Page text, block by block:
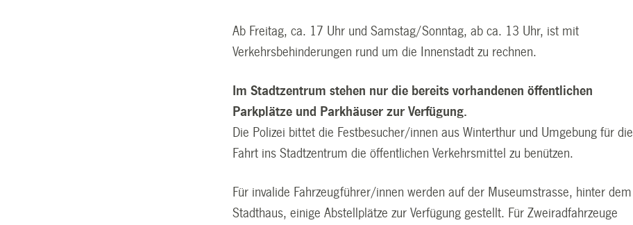
Ab Freitag, ca. 17 Uhr und Samstag/Sonntag, ab ca. 13 Uhr, ist mit
Verkehrsbehinderungen rund um die Innenstadt zu rechnen.
Im Stadtzentrum stehen nur die bereits vorhandenen öffentlichen
Parkplätze und Parkhäuser zur Verfügung.
Die Polizei bittet die Festbesucher/innen aus Winterthur und Umgebung für die
Fahrt ins Stadtzentrum die öffentlichen Verkehrsmittel zu benützen.
Für invalide Fahrzeugführer/innen werden auf der Museumstrasse, hinter dem
Stadthaus, einige Abstellplätze zur Verfügung gestellt. Für Zweiradfahrzeuge